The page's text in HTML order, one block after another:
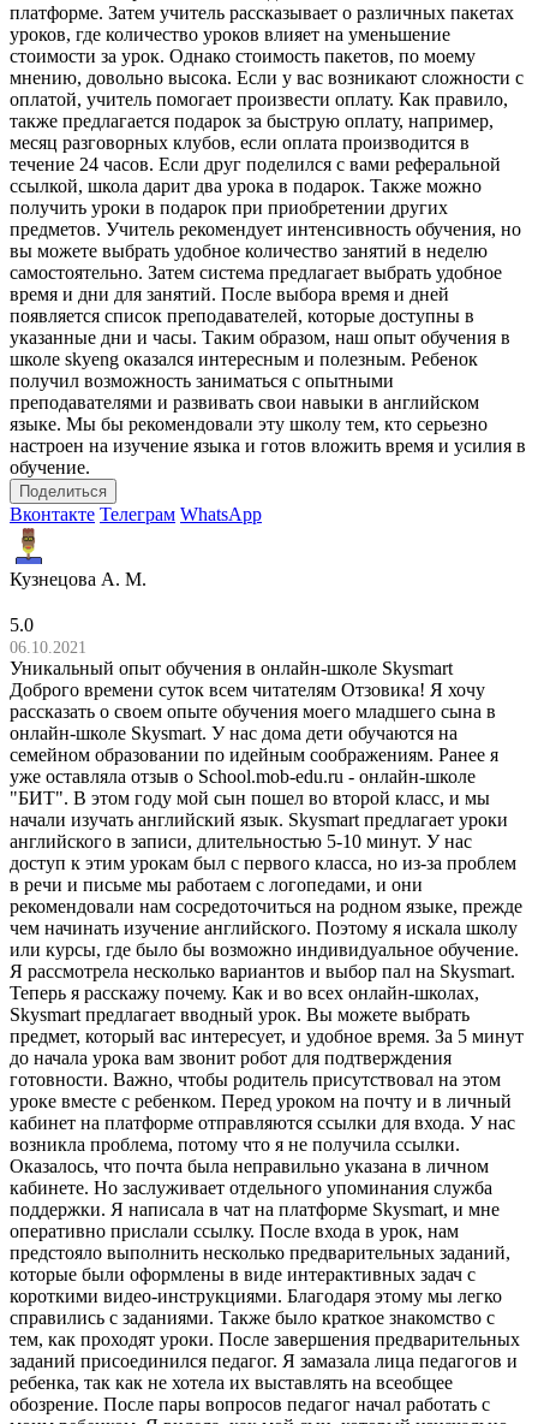
платформе. Затем учитель рассказывает о различных пакетах
уроков, где количество уроков влияет на уменьшение
стоимости за урок. Однако стоимость пакетов, по моему
мнению, довольно высока. Если у вас возникают сложности с
оплатой, учитель помогает произвести оплату. Как правило,
также предлагается подарок за быструю оплату, например,
месяц разговорных клубов, если оплата производится в
течение 24 часов. Если друг поделился с вами реферальной
ссылкой, школа дарит два урока в подарок. Также можно
получить уроки в подарок при приобретении других
предметов. Учитель рекомендует интенсивность обучения, но
вы можете выбрать удобное количество занятий в неделю
самостоятельно. Затем система предлагает выбрать удобное
время и дни для занятий. После выбора время и дней
появляется список преподавателей, которые доступны в
указанные дни и часы. Таким образом, наш опыт обучения в
школе skyeng оказался интересным и полезным. Ребенок
получил возможность заниматься с опытными
преподавателями и развивать свои навыки в английском
языке. Мы бы рекомендовали эту школу тем, кто серьезно
настроен на изучение языка и готов вложить время и усилия в
обучение.
Поделиться
Вконтакте Телеграм WhatsApp
Кузнецова А. М.
5.0
06.10.2021
Уникальный опыт обучения в онлайн-школе Skysmart
Доброго времени суток всем читателям Отзовика! Я хочу
рассказать о своем опыте обучения моего младшего сына в
онлайн-школе Skysmart. У нас дома дети обучаются на
семейном образовании по идейным соображениям. Ранее я
уже оставляла отзыв о School.mob-edu.ru - онлайн-школе
"БИТ". В этом году мой сын пошел во второй класс, и мы
начали изучать английский язык. Skysmart предлагает уроки
английского в записи, длительностью 5-10 минут. У нас
доступ к этим урокам был с первого класса, но из-за проблем
в речи и письме мы работаем с логопедами, и они
рекомендовали нам сосредоточиться на родном языке, прежде
чем начинать изучение английского. Поэтому я искала школу
или курсы, где было бы возможно индивидуальное обучение.
Я рассмотрела несколько вариантов и выбор пал на Skysmart.
Теперь я расскажу почему. Как и во всех онлайн-школах,
Skysmart предлагает вводный урок. Вы можете выбрать
предмет, который вас интересует, и удобное время. За 5 минут
до начала урока вам звонит робот для подтверждения
готовности. Важно, чтобы родитель присутствовал на этом
уроке вместе с ребенком. Перед уроком на почту и в личный
кабинет на платформе отправляются ссылки для входа. У нас
возникла проблема, потому что я не получила ссылки.
Оказалось, что почта была неправильно указана в личном
кабинете. Но заслуживает отдельного упоминания служба
поддержки. Я написала в чат на платформе Skysmart, и мне
оперативно прислали ссылку. После входа в урок, нам
предстояло выполнить несколько предварительных заданий,
которые были оформлены в виде интерактивных задач с
короткими видео-инструкциями. Благодаря этому мы легко
справились с заданиями. Также было краткое знакомство с
тем, как проходят уроки. После завершения предварительных
заданий присоединился педагог. Я замазала лица педагогов и
ребенка, так как не хотела их выставлять на всеобщее
обозрение. После пары вопросов педагог начал работать с